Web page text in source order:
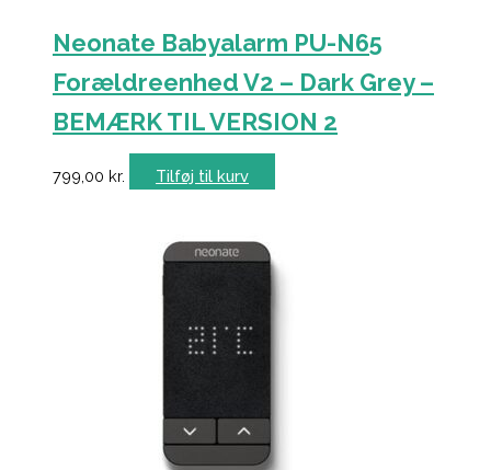
Neonate Babyalarm PU-N65
Forældreenhed V2 – Dark Grey –
BEMÆRK TIL VERSION 2
799,00 kr. Tilføj til kurv